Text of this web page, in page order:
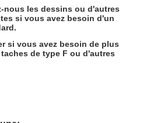
nous les dessins ou d'autres
si vous avez besoin d'un
si vous avez besoin de plus
de type F ou d'autres